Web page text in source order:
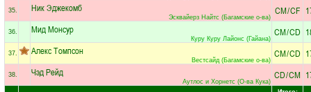
35. Ник Эджекомб
Эсквайерз Найтс (Багамские о-ва)
CM/CF
36. Мид Монсур
Куру Куру Лайонс (Гайана)
CM/CD
37. Алекс Томпсон
Вестсайд (Багамские о-ва)
CM/CD
38. Чэд Рейд
Аутлос и Хорнетс (О-ва Кука)
CD/CM